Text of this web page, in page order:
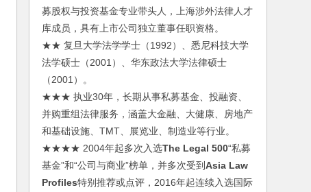
募股权与投资基金专业带头人，上海涉外法律人才
库成员，具有上市公司独立董事任职资格。
★★ 复旦大学法学学士（1992）、悉尼科技大学
法学硕士（2001）、华东政法大学法律硕士
（2001）。
★★★ 执业30年，长期从事私募基金、投融资、
并购重组法律服务，涵盖大金融、大健康、房地产
和基础设施、TMT、展览业、制造业等行业。
★★★★ 2004年起多次入选The Legal 500“私募
基金”和“公司与商业”榜单，并多次受到Asia Law
Profiles特别推荐或点评，2016年起连续入选国际